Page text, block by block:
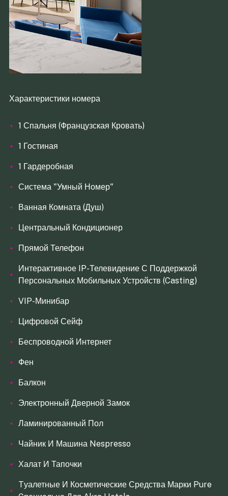
Характеристики номера
1 Спальня (Французская Кровать)
1 Гостиная
1 Гардеробная
Система "Умный Номер"
Ванная Комната (Душ)
Центральный Кондиционер
Прямой Телефон
Интерактивное IP-Телевидение С Поддержкой
Персональных Мобильных Устройств (Casting)
VIP-Минибар
Цифровой Сейф
Беспроводной Интернет
Фен
Балкон
Электронный Дверной Замок
Ламинированный Пол
Чайник И Машина Nespresso
Халат И Тапочки
Tуалетные И Косметические Средства Марки Pure